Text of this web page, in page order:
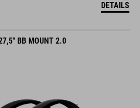
DETAILS
BB MOUNT 2.0